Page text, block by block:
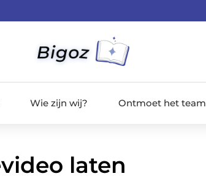
Wie zijn wij? Ontmoet het team
laten